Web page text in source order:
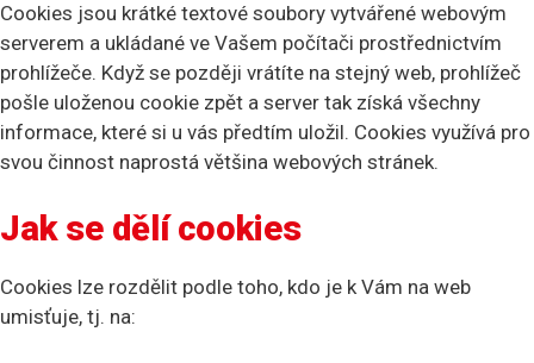
Cookies jsou krátké textové soubory vytvářené webovým
serverem a ukládané ve Vašem počítači prostřednictvím
prohlížeče. Když se později vrátíte na stejný web, prohlížeč
pošle uloženou cookie zpět a server tak získá všechny
informace, které si u vás předtím uložil. Cookies využívá pro
svou činnost naprostá většina webových stránek.
Jak se dělí cookies
Cookies lze rozdělit podle toho, kdo je k Vám na web
umisťuje, tj. na: